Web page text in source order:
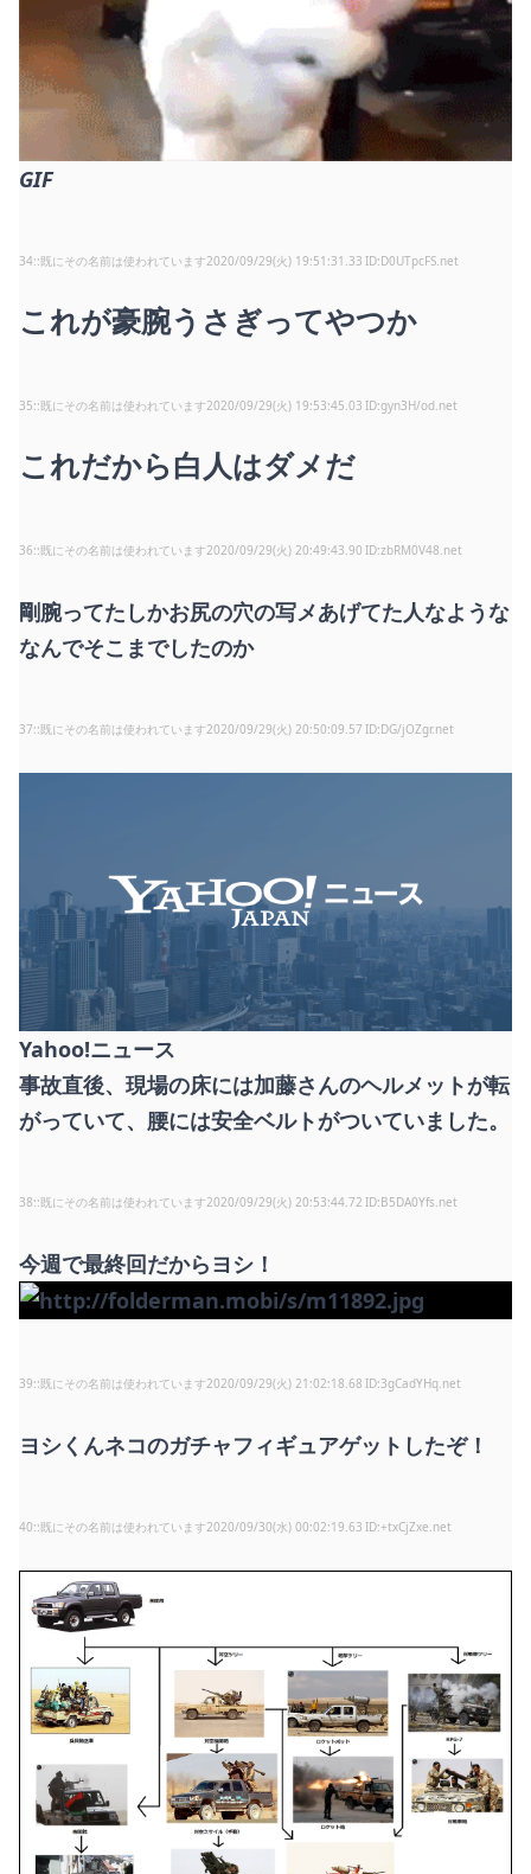
GIF
34: 既にその名前は使われています2020/09/29(火) 19:51:31.33 D0UTpcFS.net
これが豪腕うさぎってやつか
35: 既にその名前は使われています2020/09/29(火) 19:53:45.03 gyn3H/od.net
これだから白人はダメだ
36: 既にその名前は使われています2020/09/29(火) 20:49:43.90 zbRM0V48.net
剛腕ってたしかお尻の穴の写メあげてた人なような
なんでそこまでしたのか
37: 既にその名前は使われています2020/09/29(火) 20:50:09.57 DG/jOZgr.net
Yahoo!ニュース
事故直後、現場の床には加藤さんのヘルメットが転
がっていて、腰には安全ベルトがついていました。
38: 既にその名前は使われています2020/09/29(火) 20:53:44.72 B5DA0Yfs.net
今週で最終回だからヨシ！
39: 既にその名前は使われています2020/09/29(火) 21:02:18.68 3gCadYHq.net
ヨシくんネコのガチャフィギュアゲットしたぞ！
40: 既にその名前は使われています2020/09/30(水) 00:02:19.63 +txCjZxe.net